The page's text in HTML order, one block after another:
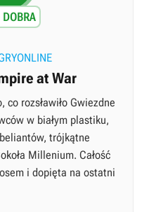
DOBRA
at War
co rozsławiło Gwiezdne
w białym plastiku,
trójkątne
Millenium. Całość
i dopięta na ostatni